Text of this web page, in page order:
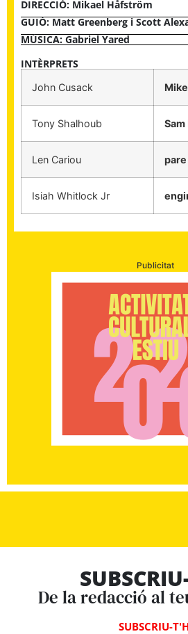
DIRECCIÓ: Mikael Håfström
GUIÓ: Matt Greenberg i Scott
MÚSICA: Gabriel Yared
INTÈRPRETS
John Cusack
Tony Shalhoub Sam
Len Cariou pare
Isiah Whitlock Jr
Publicitat
De la redacció al
SUBSCRIU-